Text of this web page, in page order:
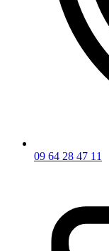
09 64 28 47 11